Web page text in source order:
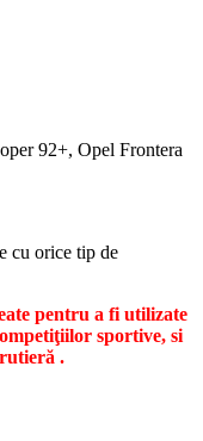
92+, Opel Frontera
cu orice tip de
pentru a fi utilizate
sportive, si
.